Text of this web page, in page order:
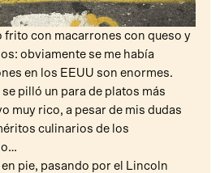
frito con macarrones con queso y
obviamente se me había
en los EEUU son enormes.
pilló un para de platos más
muy rico, a pesar de mis dudas
culinarios de los
pie, pasando por el Lincoln